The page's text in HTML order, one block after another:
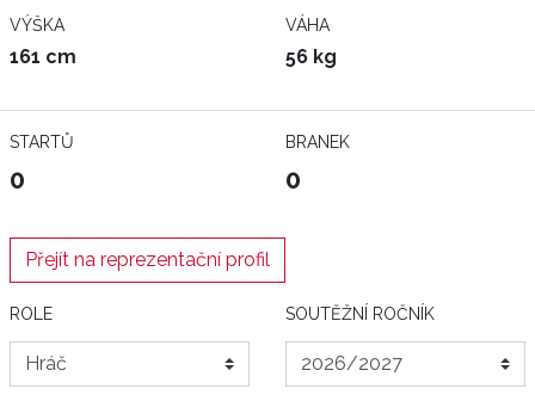
VÝŠKA
161 cm
VÁHA
56 kg
STARTŮ
0
BRANEK
0
Přejít na reprezentační profil
ROLE SOUTĚŽNÍ ROČNÍK